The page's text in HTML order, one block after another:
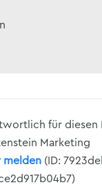
für diesen
Marketing
melden(ID: